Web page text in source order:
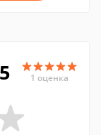
5 1 оценка